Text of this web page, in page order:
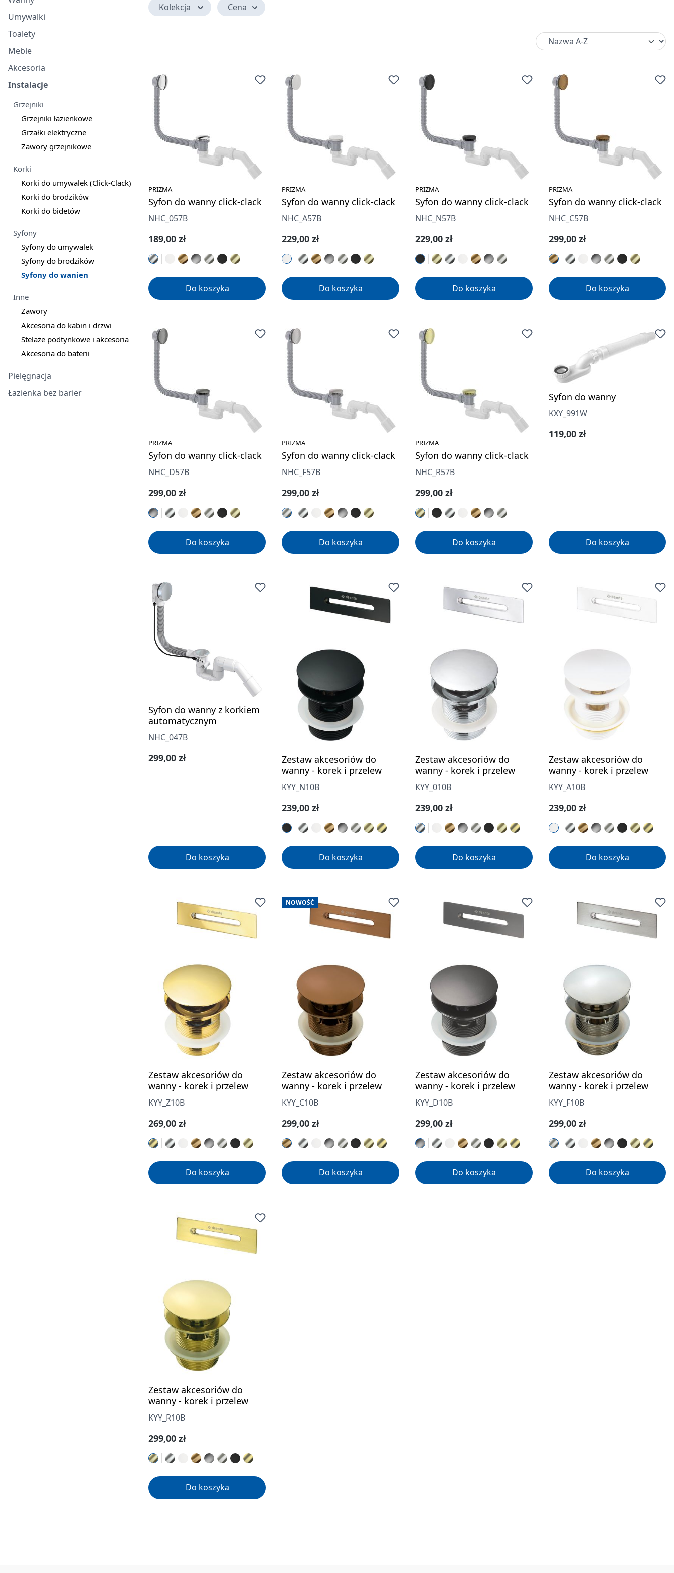
Umywalki
Toalety
Meble
Akcesoria
Instalacje
Grzejniki
Grzejniki łazienkowe
Grzałki elektryczne
Zawory grzejnikowe
Korki
Korki do umywalek (Click-Clack)
Korki do brodzików
Korki do bidetów
Syfony
Syfony do umywalek
Syfony do brodzików
Syfony do wanien
Inne
Zawory
Akcesoria do kabin i drzwi
Stelaże podtynkowe i akcesoria
Akcesoria do baterii
Pielęgnacja
Łazienka bez barier
Kolekcja Cena
PRIZMA
Syfon do wanny click-clack
NHC_057B
Cena regularna:
189,00 zł
Do koszyka
PRIZMA
Syfon do wanny click-clack
NHC_A57B
Cena regularna:
229,00 zł
Do koszyka
PRIZMA
Syfon do wanny click-clack
NHC_N57B
Cena regularna:
229,00 zł
Do koszyka
PRIZMA
Syfon do wanny click-clack
NHC_C57B
Cena regularna:
299,00 zł
Do koszyka
PRIZMA
Syfon do wanny click-clack
NHC_D57B
Cena regularna:
299,00 zł
Do koszyka
PRIZMA
Syfon do wanny click-clack
NHC_F57B
Cena regularna:
299,00 zł
Do koszyka
PRIZMA
Syfon do wanny click-clack
NHC_R57B
Cena regularna:
299,00 zł
Do koszyka
Syfon do wanny
KXY_991W
Cena regularna:
119,00 zł
Do koszyka
Syfon do wanny z korkiem
automatycznym
NHC_047B
Cena regularna:
299,00 zł
Do koszyka
Zestaw akcesoriów do
wanny - korek i przelew
KYY_N10B
Cena regularna:
239,00 zł
Do koszyka
Zestaw akcesoriów do
wanny - korek i przelew
KYY_010B
Cena regularna:
239,00 zł
Do koszyka
Zestaw akcesoriów do
wanny - korek i przelew
KYY_A10B
Cena regularna:
239,00 zł
Do koszyka
Zestaw akcesoriów do
wanny - korek i przelew
KYY_Z10B
Cena regularna:
269,00 zł
Do koszyka
NOWOŚĆ
Zestaw akcesoriów do
wanny - korek i przelew
KYY_C10B
Cena regularna:
299,00 zł
Do koszyka
Zestaw akcesoriów do
wanny - korek i przelew
KYY_D10B
Cena regularna:
299,00 zł
Do koszyka
Zestaw akcesoriów do
wanny - korek i przelew
KYY_F10B
Cena regularna:
299,00 zł
Do koszyka
Zestaw akcesoriów do
wanny - korek i przelew
KYY_R10B
Cena regularna:
299,00 zł
Do koszyka